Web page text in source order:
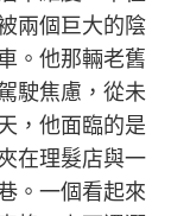
兩個巨大的陰
。他那輛老舊
駛焦慮，從未
，他面臨的是
在理髮店與一
。一個看起來